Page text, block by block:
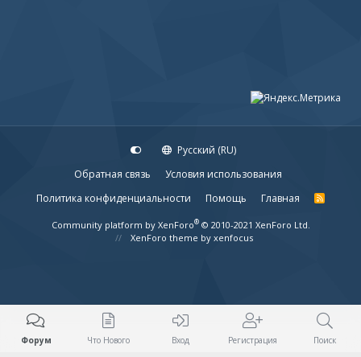
Русский (RU)
Обратная связь
Условия использования
Политика конфиденциальности
Помощь Главная
R
Community platform by XenForo® © 2010-2021 XenForo Ltd.
XenForo theme by xenfocus
Форум Что Нового Вход Регистрация Поиск